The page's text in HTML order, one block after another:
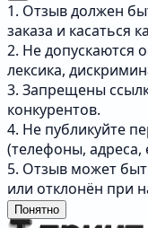
1. Отзыв должен
заказа и касаться
2. Не допускаются
лексика,
3. Запрещены
конкурентов.
4. Не публикуйте
(телефоны, адреса,
5. Отзыв может
или отклонён при
Понятно